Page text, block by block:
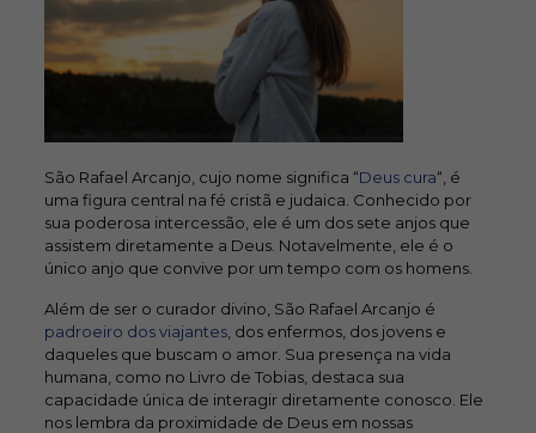
São Rafael Arcanjo, cujo nome significa “Deus cura“, é
uma figura central na fé cristã e judaica. Conhecido por
sua poderosa intercessão, ele é um dos sete anjos que
assistem diretamente a Deus. Notavelmente, ele é o
único anjo que convive por um tempo com os homens.
Além de ser o curador divino, São Rafael Arcanjo é
padroeiro dos viajantes, dos enfermos, dos jovens e
daqueles que buscam o amor. Sua presença na vida
humana, como no Livro de Tobias, destaca sua
capacidade única de interagir diretamente conosco. Ele
nos lembra da proximidade de Deus em nossas